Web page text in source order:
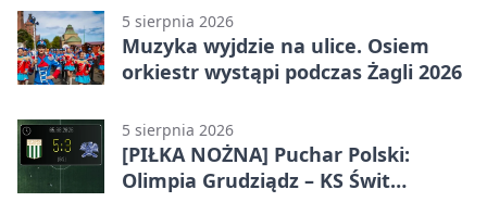
5 sierpnia 2026
Muzyka wyjdzie na ulice. Osiem
orkiestr wystąpi podczas Żagli 2026
5 sierpnia 2026
[PIŁKA NOŻNA] Puchar Polski:
Olimpia Grudziądz – KS Świt